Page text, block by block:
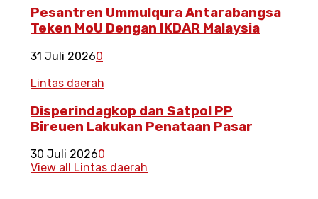
Pesantren Ummulqura Antarabangsa
Teken MoU Dengan IKDAR Malaysia
31 Juli 20260
Lintas daerah
Disperindagkop dan Satpol PP
Bireuen Lakukan Penataan Pasar
30 Juli 20260
View all Lintas daerah